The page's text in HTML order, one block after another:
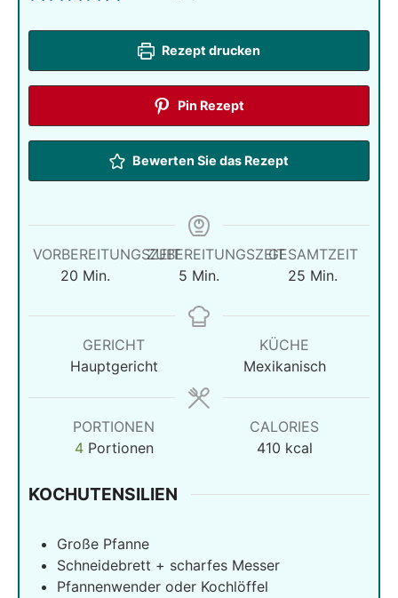
Rezept drucken
Pin Rezept
Bewerten Sie das Rezept
VORBEREITUNGSZEIT
20 Minuten
Min.
ZUBEREITUNGSZEIT
5 Minuten
Min.
GESAMTZEIT
25 Minuten
Min.
GERICHT
Hauptgericht
KÜCHE
Mexikanisch
PORTIONEN
4 Portionen
CALORIES
410 kcal
KOCHUTENSILIEN
Große Pfanne
Schneidebrett + scharfes Messer
Pfannenwender oder Kochlöffel